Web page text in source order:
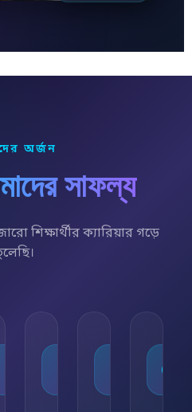
অর্জন
সাফল্য
শিক্ষার্থীর ক্যারিয়ার গড়ে